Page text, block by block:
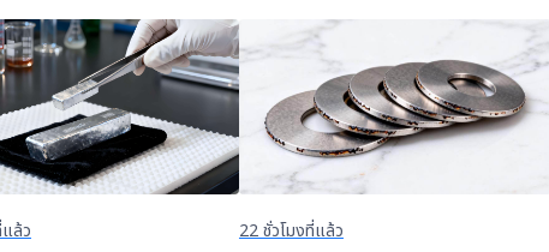
ล้ว 22 ชั่วโมงที่แล้ว